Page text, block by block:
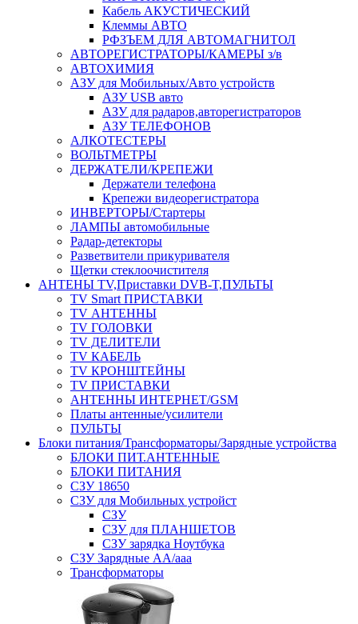
Кабель АКУСТИЧЕСКИЙ
Клеммы АВТО
РФЗЪЕМ ДЛЯ АВТОМАГНИТОЛ
АВТОРЕГИСТРАТОРЫ/КАМЕРЫ з/в
АВТОХИМИЯ
АЗУ для Мобильных/Авто устройств
АЗУ USB авто
АЗУ для радаров,авторегистраторов
АЗУ ТЕЛЕФОНОВ
АЛКОТЕСТЕРЫ
ВОЛЬТМЕТРЫ
ДЕРЖАТЕЛИ/КРЕПЕЖИ
Держатели телефона
Крепежи видеорегистратора
ИНВЕРТОРЫ/Стартеры
ЛАМПЫ автомобильные
Радар-детекторы
Разветвители прикуривателя
Щетки стеклоочистителя
АНТЕНЫ ТV,Приставки DVB-T,ПУЛЬТЫ
TV Smart ПРИСТАВКИ
TV АНТЕННЫ
TV ГОЛОВКИ
TV ДЕЛИТЕЛИ
TV КАБЕЛЬ
TV КРОНШТЕЙНЫ
TV ПРИСТАВКИ
АНТЕННЫ ИНТЕРНЕТ/GSM
Платы антенные/усилители
ПУЛЬТЫ
Блоки питания/Трансформаторы/Зарядные устройства
БЛОКИ ПИТ.АНТЕННЫЕ
БЛОКИ ПИТАНИЯ
СЗУ 18650
СЗУ для Мобильных устройст
СЗУ
СЗУ для ПЛАНШЕТОВ
СЗУ зарядка Ноутбука
СЗУ Зарядные АА/ааа
Трансформаторы